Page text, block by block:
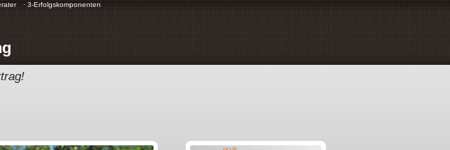
· 3-Erfolgskomponenten